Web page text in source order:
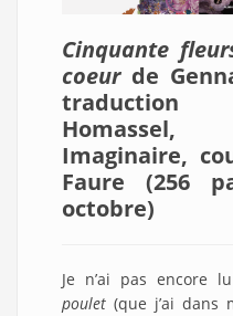
Cinquante
coeurde
traduction
Imaginaire,
Faure (256
octobre)
Je n’ai pas encore
poulet (que j’ai dans